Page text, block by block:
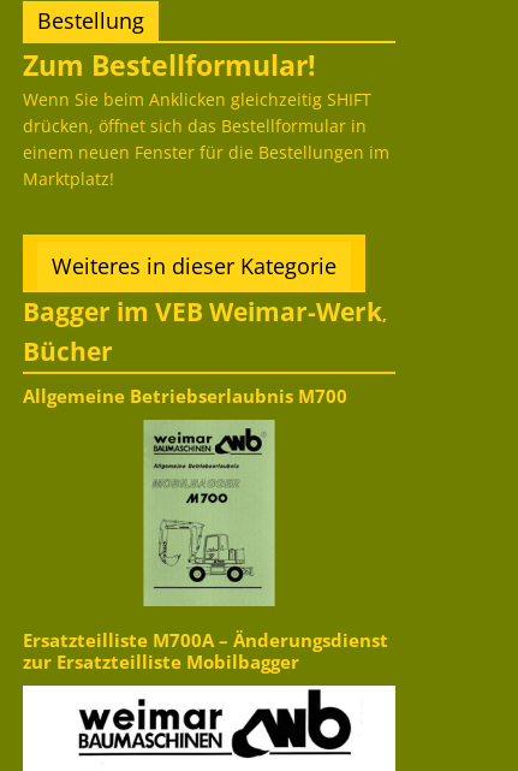
Bestellung
Zum Bestellformular!
Wenn Sie beim Anklicken gleichzeitig SHIFT
drücken, öffnet sich das Bestellformular in
einem neuen Fenster für die Bestellungen im
Marktplatz!
Weiteres in dieser Kategorie
Bagger im VEB Weimar-Werk,
Bücher
Allgemeine Betriebserlaubnis M700
Ersatzteilliste M700A – Änderungsdienst
zur Ersatzteilliste Mobilbagger